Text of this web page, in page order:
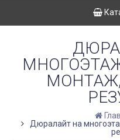
Дюралайт на